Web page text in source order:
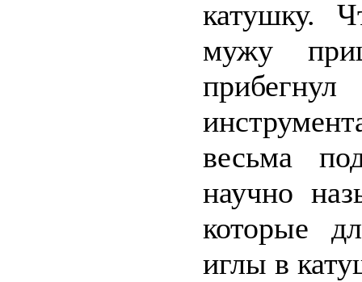
катушку.
мужу
весьма
научно
которые
иглы в